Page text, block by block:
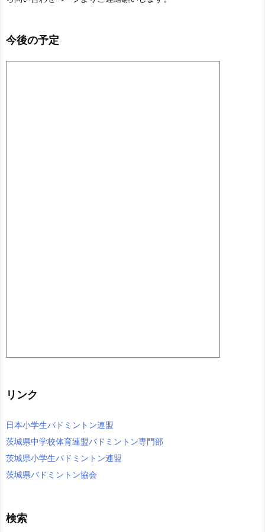
今後の予定
リンク
日本小学生バドミントン連盟
茨城県中学校体育連盟バドミントン専門部
茨城県小学生バドミントン連盟
茨城県バドミントン協会
検索